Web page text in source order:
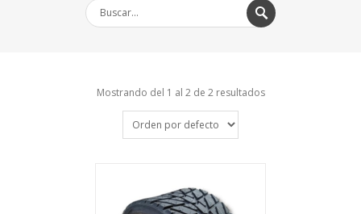
Mostrando del 1 al 2 de 2 resultados